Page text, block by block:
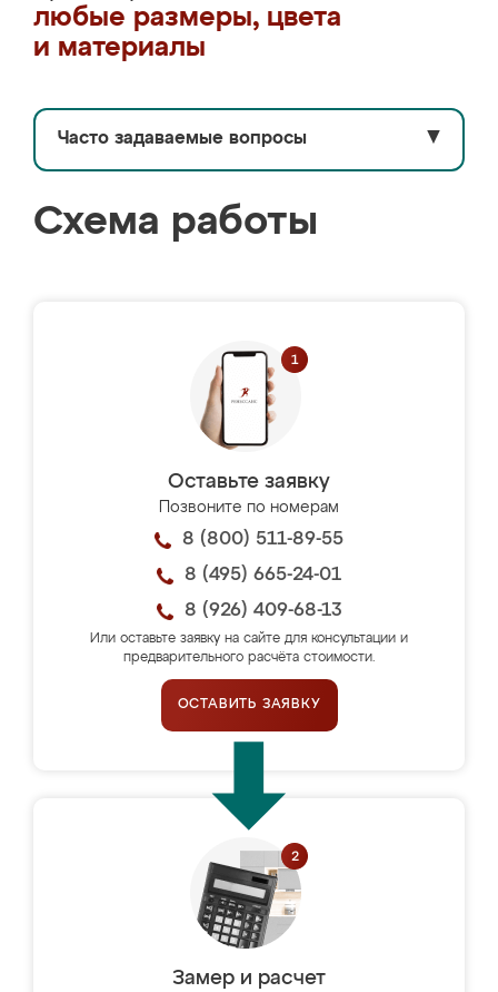
любые размеры, цвета
и материалы
Часто задаваемые вопросы ▼
Схема работы
Оставьте заявку
Позвоните по номерам
8 (800) 511-89-55
8 (495) 665-24-01
8 (926) 409-68-13
Или оставьте заявку на сайте для консультации и
предварительного расчёта стоимости.
ОСТАВИТЬ ЗАЯВКУ
Замер и расчет